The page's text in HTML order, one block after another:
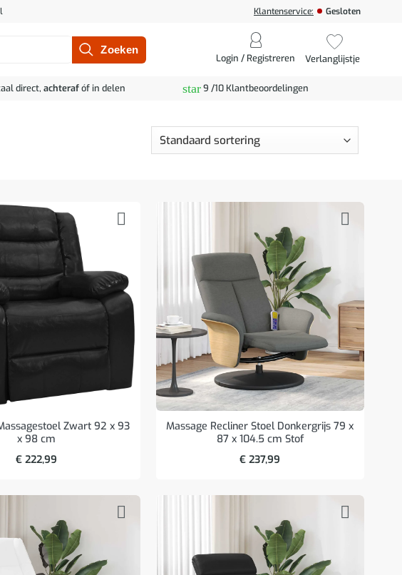
Klantenservice: Gesloten
Login / Registreren Verlanglijstje
direct, achterafóf in delen star9 /10 Klantbeoordelingen
Zwart 92 x 93
x 98 cm
€222,99
Massage Recliner Stoel Donkergrijs 79 x
87 x 104.5 cm Stof
€ 237,99